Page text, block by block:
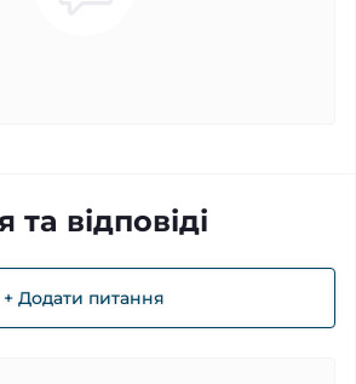
та відповіді
+ Додати питання